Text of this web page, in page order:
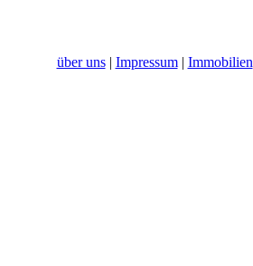
über uns| Impressum| Immobilien